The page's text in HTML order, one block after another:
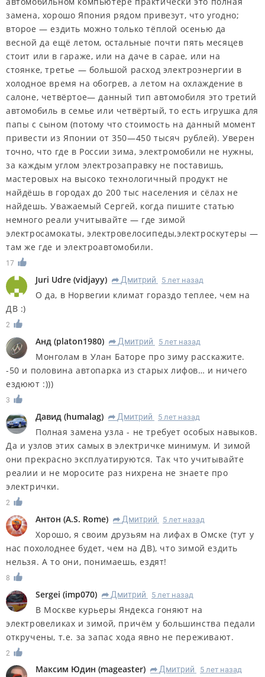
замена, хорошо Япония рядом привезут, что угодно;
второе — ездить можно только тёплой осенью да
весной да ещё летом, остальные почти пять месяцев
стоит или в гараже, или на даче в сарае, или на
стоянке, третье — большой расход электроэнергии в
холодное время на обогрев, а летом на охлаждение в
салоне, четвёртое— данный тип автомобиля это третий
автомобиль в семье или четвёртый, то есть игрушка для
папы с сыном (потому что стоимость на данный момент
привести из Японии от 350—450 тысяч рублей). Уверен
точно, что где в России зима, электромобили не нужны,
за каждым углом электрозаправку не поставишь,
мастеровых на высоко технологичный продукт не
найдёшь в городах до 200 тыс населения и сёлах не
найдешь. Уважаемый Сергей, когда пишите статью
немного реали учитывайте — где зимой
электросамокаты, электровелосипеды,электроскутеры —
там же где и электроавтомобили.
17
Juri Udre (vidjayy) R Дмитрий 5 лет назад
О да, в Норвегии климат гораздо теплее, чем на
ДВ :)
2
Анд (platon1980) R Дмитрий 5 лет назад
Монголам в Улан Баторе про зиму расскажите.
-50 и половина автопарка из старых лифов… и ничего
ездюют :)))
3
Дaвид (humalag) R Дмитрий 5 лет назад
Полная замена узла - не требует особых навыков.
Да и узлов этих самых в электричке минимум. И зимой
они прекрасно эксплуатируются. Так что учитывайте
реалии и не моросите раз нихрена не знаете про
электрички.
2
Антон (A.S. Rome) R Дмитрий 5 лет назад
Хорошо, я своим друзьям на лифах в Омске (тут у
нас похолоднее будет, чем на ДВ), что зимой ездить
нельзя. А то они, понимаешь, ездят!
8
Sergei (imp070) R Дмитрий 5 лет назад
В Москве курьеры Яндекса гоняют на
электровеликах и зимой, причём у большинства педали
откручены, т.е. за запас хода явно не переживают.
2
Максим Юдин (mageaster) R Дмитрий 5 лет назад